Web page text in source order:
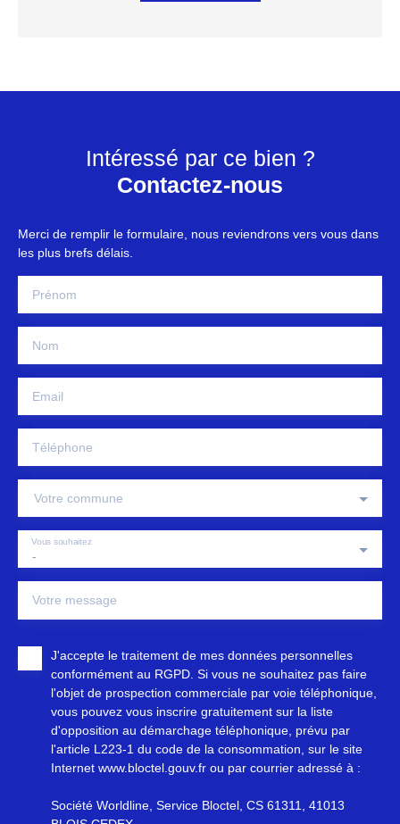
Intéressé par ce bien ?
Contactez-nous
Merci de remplir le formulaire, nous reviendrons vers vous dans
les plus brefs délais.
Prénom
Nom
Email
Téléphone
Votre commune
-
Vous souhaitez
Votre message
J'accepte le traitement de mes données personnelles
conformément au RGPD. Si vous ne souhaitez pas faire
l'objet de prospection commerciale par voie téléphonique,
vous pouvez vous inscrire gratuitement sur la liste
d'opposition au démarchage téléphonique, prévu par
l'article L223-1 du code de la consommation, sur le site
Internet www.bloctel.gouv.fr ou par courrier adressé à :
Société Worldline, Service Bloctel, CS 61311, 41013